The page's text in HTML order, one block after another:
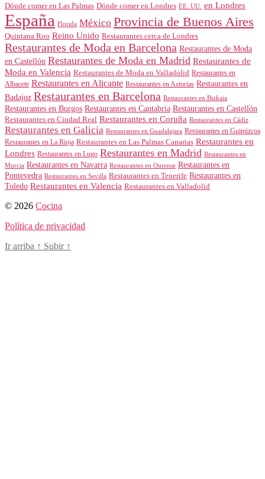
Dónde comer en Las Palmas Dónde comer en Londres EE. UU. en Londres
España Florida México Provincia de Buenos Aires
Quintana Roo Reino Unido Restaurantes cerca de Londres
Restaurantes de Moda en Barcelona Restaurantes de Moda
en Castellón Restaurantes de Moda en Madrid Restaurantes de
Moda en Valencia Restaurantes de Moda en Valladolid Restaurantes en
Albacete Restaurantes en Alicante Restaurantes en Asturias Restaurantes en
Badajoz Restaurantes en Barcelona Restaurantes en Bizkaia
Restaurantes en Burgos Restaurantes en Cantabria Restaurantes en Castellón
Restaurantes en Ciudad Real Restaurantes en Coruña Restaurantes en Cádiz
Restaurantes en Galicia Restaurantes en Guadalajara Restaurantes en Guipúzcoa
Restaurantes en La Rioja Restaurantes en Las Palmas Canarias Restaurantes en
Londres Restaurantes en Lugo Restaurantes en Madrid Restaurantes en
Murcia Restaurantes en Navarra Restaurantes en Ourense Restaurantes en
Pontevedra Restaurantes en Sevilla Restaurantes en Tenerife Restaurantes en
Toledo Restaurantes en Valencia Restaurantes en Valladolid
© 2026 Cocina
Política de privacidad
Ir arriba ↑ Subir ↑